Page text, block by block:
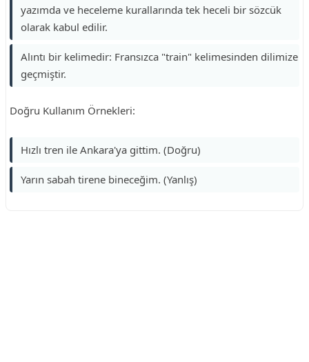
yazımda ve heceleme kurallarında tek heceli bir sözcük
olarak kabul edilir.
Alıntı bir kelimedir: Fransızca "train" kelimesinden dilimize
geçmiştir.
Doğru Kullanım Örnekleri:
Hızlı tren ile Ankara'ya gittim. (Doğru)
Yarın sabah tirene bineceğim. (Yanlış)